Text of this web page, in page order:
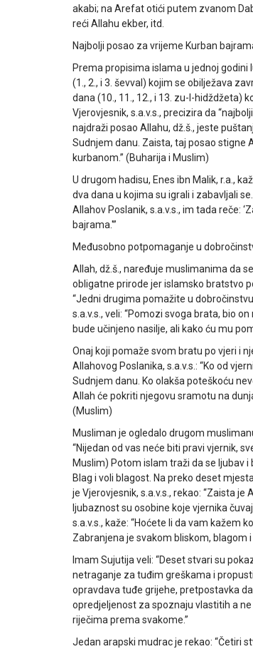
akabi; na Arefat otići putem zvanom
reći Allahu ekber, itd.
Najbolji posao za vrijeme Kurban
Prema propisima islama u jednoj
(1., 2., i 3. ševval) kojim se obilježava
dana (10., 11., 12., i 13. zu-l-hidždžeta)
Vjerovjesnik, s.a.v.s., precizira da
najdraži posao Allahu, dž.š., jeste
Sudnjem danu. Zaista, taj posao stigne
kurbanom.” (Buharija i Muslim)
U drugom hadisu, Enes ibn Malik, r.a.,
dva dana u kojima su igrali i zabavljali se.
Allahov Poslanik, s.a.v.s., im tada reče:
bajrama.'”
Međusobno potpomaganje u
Allah, dž.š., naređuje muslimanima da
obligatne prirode jer islamsko bratstvo
“Jedni drugima pomažite u
s.a.v.s., veli: “Pomozi svoga brata, bio
bude učinjeno nasilje, ali kako ću mu
Onaj koji pomaže svom bratu po vjeri i
Allahovog Poslanika, s.a.v.s.: “Ko od
Sudnjem danu. Ko olakša poteškoću
Allah će pokriti njegovu sramotu na
(Muslim)
Musliman je ogledalo drugom
“Nijedan od vas neće biti pravi vjernik,
Muslim) Potom islam traži da se ljubav
Blag i voli blagost. Na preko deset
je Vjerovjesnik, s.a.v.s., rekao: “Zaista
ljubaznost su osobine koje vjernika
s.a.v.s., kaže: “Hoćete li da vam kažem
Zabranjena je svakom bliskom, blagom
Imam Sujutija veli: “Deset stvari su
netraganje za tuđim greškama i
opravdava tuđe grijehe, pretpostavka
opredjeljenost za spoznaju vlastitih a
riječima prema svakome.”
Jedan arapski mudrac je rekao: “Četiri